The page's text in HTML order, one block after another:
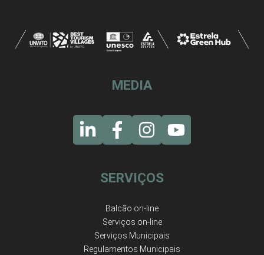
MEDIA
SERVIÇOS
Balcão on-line
Serviços on-line
Serviços Municipais
Regulamentos Municipais